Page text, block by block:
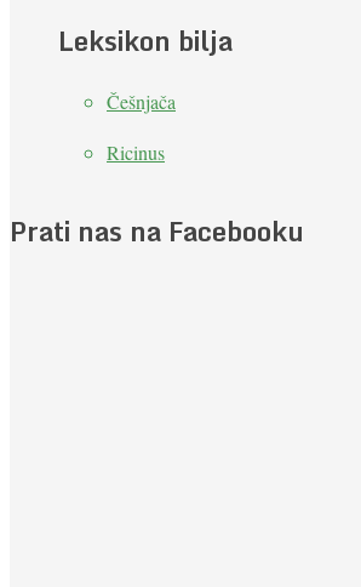
Leksikon bilja
Češnjača
Ricinus
Prati nas na Facebooku